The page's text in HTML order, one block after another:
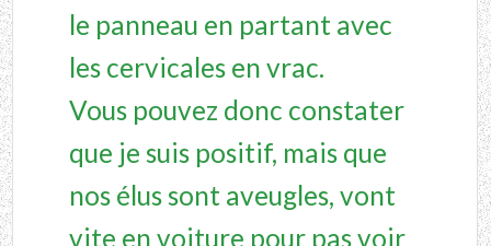
le panneau en partant avec
les cervicales en vrac.
Vous pouvez donc constater
que je suis positif, mais que
nos élus sont aveugles, vont
vite en voiture pour pas voir